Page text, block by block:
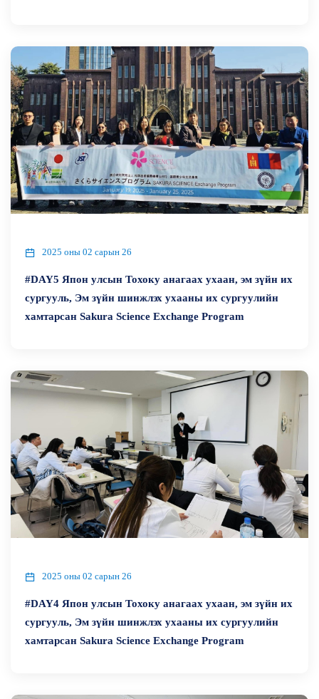
2025 оны 02 сарын 26
#DAY5 Япон улсын Тохоку анагаах ухаан, эм зүйн их
сургууль, Эм зүйн шинжлэх ухааны их сургуулийн
хамтарсан Sakura Science Exchange Program
2025 оны 02 сарын 26
#DAY4 Япон улсын Тохоку анагаах ухаан, эм зүйн их
сургууль, Эм зүйн шинжлэх ухааны их сургуулийн
хамтарсан Sakura Science Exchange Program